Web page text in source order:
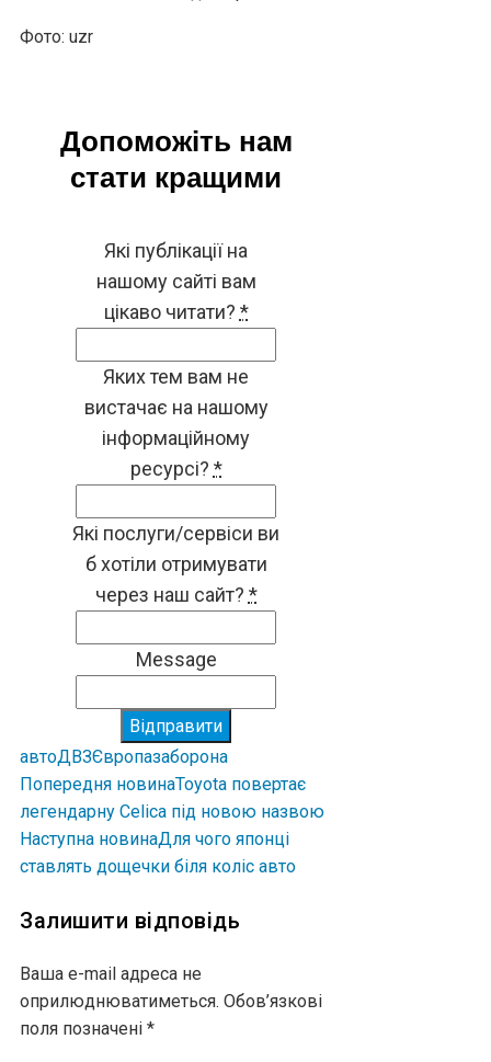
Фото: uzr
Допоможіть нам
стати кращими
Які публікації на
нашому сайті вам
цікаво читати? *
Яких тем вам не
вистачає на нашому
інформаційному
ресурсі? *
Які послуги/сервіси ви
б хотіли отримувати
через наш сайт? *
Message
Відправити
автоДВЗЄвропазаборона
Попередня новинаToyota повертає
легендарну Celica під новою назвою
Наступна новинаДля чого японці
ставлять дощечки біля коліс авто
Залишити відповідь
Ваша e-mail адреса не
оприлюднюватиметься. Обов’язкові
поля позначені *